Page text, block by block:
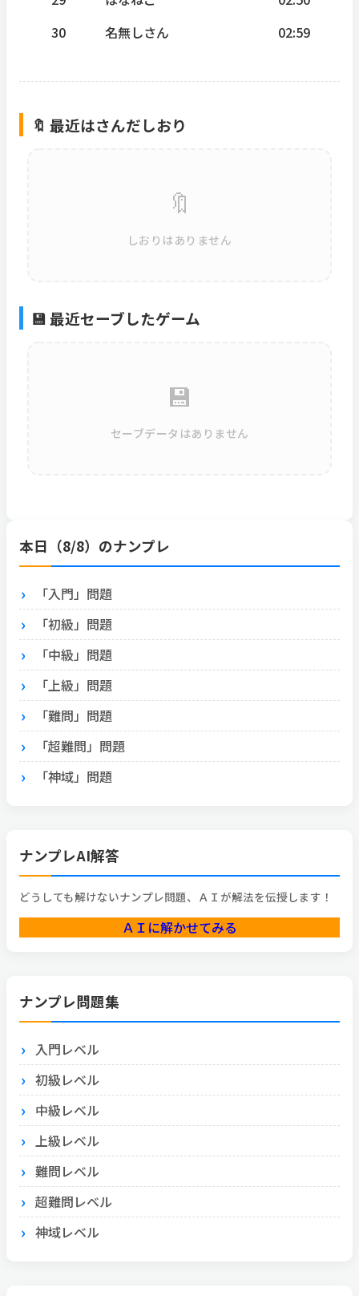
30
名無しさん 02:59
🔖 最近はさんだしおり
🔖
しおりはありません
💾 最近セーブしたゲーム
💾
セーブデータはありません
本日（8/8）のナンプレ
「入門」問題
「初級」問題
「中級」問題
「上級」問題
「難問」問題
「超難問」問題
「神域」問題
ナンプレAI解答
どうしても解けないナンプレ問題、ＡＩが解法を伝授します！
ＡＩに解かせてみる
ナンプレ問題集
入門レベル
初級レベル
中級レベル
上級レベル
難問レベル
超難問レベル
神域レベル